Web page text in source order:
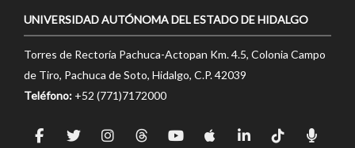
UNIVERSIDAD AUTÓNOMA DEL ESTADO DE HIDALGO
Torres de Rectoría Pachuca-Actopan Km. 4.5, Colonia Campo
de Tiro, Pachuca de Soto, Hidalgo, C.P. 42039
Teléfono: +52 (771)7172000